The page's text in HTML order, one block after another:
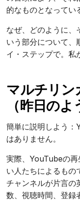
的なものとなってい
なぜ、どのように、
いう部分について、
イ・ステップで。私
マルチリン
（昨日のよ
簡単に説明しよう：
はありません。
実際、YouTubeの
い人たちによるもの
チャンネルが片言の
数、視聴時間、登録